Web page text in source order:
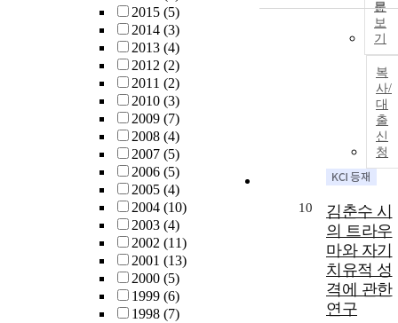
2015 (5)
2014 (3)
2013 (4)
2012 (2)
2011 (2)
2010 (3)
2009 (7)
2008 (4)
2007 (5)
2006 (5)
2005 (4)
2004 (10)
2003 (4)
2002 (11)
2001 (13)
2000 (5)
1999 (6)
1998 (7)
문
보
기
복
사/
대
출
신
청
10
김춘수 시
의 트라우
마와 자기
치유적 성
격에 관한
연구